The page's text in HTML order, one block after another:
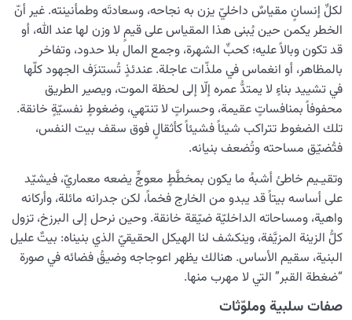
لكلِّ إنسانٍ مقياسٌ داخليّ يزن به نجاحه، وسعادتَه وطمأنينته. غير أنّ
الخطر يكمن حين يُبنى هذا المقياس على قيمٍ لا وزن لها عند الله، أو
قد تكون وبالاً عليه؛ كحبِّ الشهرة، وجمع المال بلا حدود، وتفاخر
بالمظاهر، أو انغماس في ملذّات عاجلة. عندئذٍ تُستنزَف الجهود كلّها
في تشييد بناءٍ لا يمتدُّ عمره إلّا إلى لحظة الموت، ويصير الطريق
محفوفاً بمنافساتٍ عقيمة، وحسراتٍ لا تنتهي، وضغوطٍ نفسيّةٍ خانقة.
تلك الضغوط تتراكب شيئاً فشيئاً كأثقالٍ فوق سقف بيت النفس،
فتُضيّق مساحته وتُضعف بنيانه.
وتقيـيم خاطئ أشبهُ ما يكون بمخطَّطٍ معوجٍّ يضعه معماريّ، فيشيّد
على أساسه بيتاً قد يبدو من الخارج فخماً، لكن جدرانه مائلة، وأركانه
واهية، ومساحاته الداخليّة ضيّقة خانقة. وحين نرحل إلى البرزخ، تزول
كلُّ الزينة المزيَّفة، وينكشف لنا الهيكل الحقيقيّ الذي بنيناه: بيتٌ عليل
البنية، سقيم الأساس. هنالك يظهر اعوجاجه وضيقُ فضائه في صورة
“ضغطة القبر” التي لا مهرب منها.
صفات سلبية وملوّثات